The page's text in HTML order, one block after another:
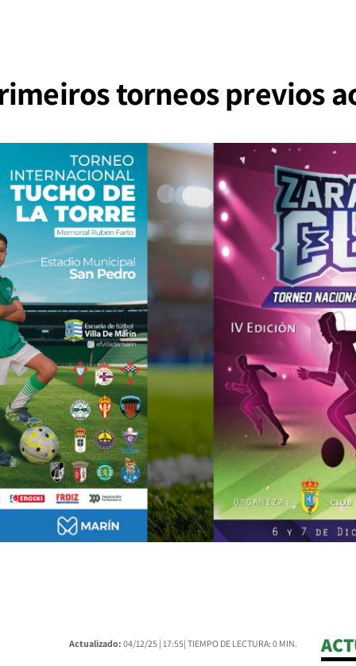
torneos previos
Actualizado: 04/12/25 | 17:55| TIEMPO DE LECTURA: 0 MIN.